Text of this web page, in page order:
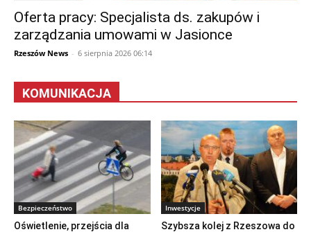
Oferta pracy: Specjalista ds. zakupów i
zarządzania umowami w Jasionce
Rzeszów News - 6 sierpnia 2026 06:14
KOMUNIKACJA
Bezpieczeństwo
Oświetlenie, przejścia dla
Inwestycje
Szybsza kolej z Rzeszowa do